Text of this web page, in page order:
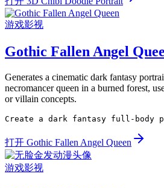
游戏影视
Gothic Fallen Angel
Generates a cinematic dark fantasy
necromancer queen in a burned forest,
or villain concepts.
Create a dark fantasy full-body
打开 Gothic Fallen Angel Queen
游戏影视